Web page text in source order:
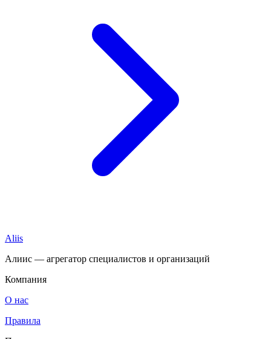
Aliis
Алиис — агрегатор специалистов и организаций
Компания
О нас
Правила